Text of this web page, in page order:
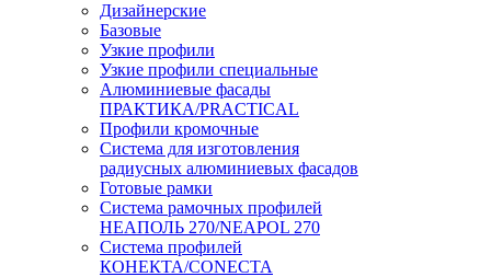
Дизайнерские
Базовые
Узкие профили
Узкие профили специальные
Алюминиевые фасады
ПРАКТИКА/PRACTICAL
Профили кромочные
Система для изготовления
радиусных алюминиевых фасадов
Готовые рамки
Система рамочных профилей
НЕАПОЛЬ 270/NEAPOL 270
Система профилей
КОНЕКТА/CONECTA